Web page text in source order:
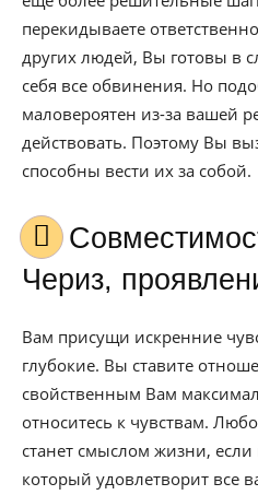
перекидываете
других людей, Вы готовы в
себя все обвинения. Но
маловероятен из-за вашей
действовать. Поэтому Вы
способны вести их за собой.
Совместимость имени
Чериз,
Вам присущи искренние
глубокие. Вы ставите
свойственным Вам
относитесь к чувствам.
станет смыслом жизни, если
который удовлетворит все